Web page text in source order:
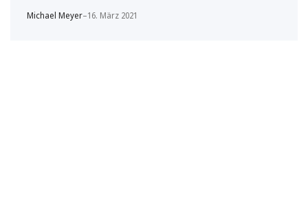
Michael Meyer–16. März 2021